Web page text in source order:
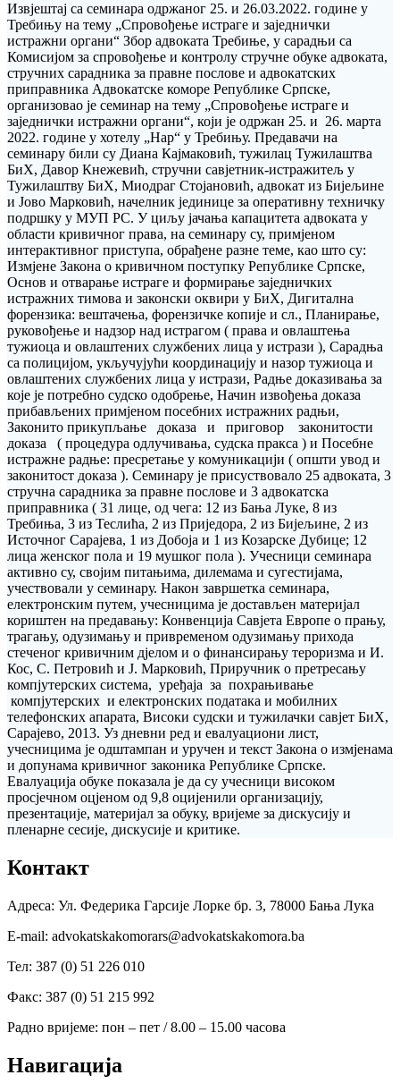
Извјештај са семинара одржаног 25. и 26.03.2022. године у
Требињу на тему „Спровођење истраге и заједнички
истражни органи“ Збор адвоката Требиње, у сарадњи са
Комисијом за спровођење и контролу стручне обуке aдвоката,
стручних сарадника за правне послове и aдвокатских
приправника Адвокатске коморе Републике Српске,
организовао је семинар на тему „Спровођење истраге и
заједнички истражни органи“, који је одржан 25. и 26. марта
2022. године у хотелу „Нар“ у Требињу. Предавачи на
семинару били су Диана Кајмаковић, тужилац Тужилаштва
БиХ, Давор Кнежевић, стручни савјетник-истражитељ у
Тужилаштву БиХ, Миодраг Стојановић, адвокат из Бијељине
и Јово Марковић, начелник јединице за оперативну техничку
подршку у МУП РС. У циљу јачања капацитета адвоката у
области кривичног права, на семинару су, примјеном
интерактивног приступа, обрађене разне теме, као што су:
Измјене Закона о кривичном поступку Републике Српске,
Основ и отварање истраге и формирање заједничких
истражних тимова и законски оквири у БиХ, Дигитална
форензика: вештачења, форензичке копије и сл., Планирање,
руковођење и надзор над истрагом ( права и овлаштења
тужиоца и овлаштених службених лица у истрази ), Сарадња
са полицијом, укључујући координацију и назор тужиоца и
овлаштених службених лица у истрази, Радње доказивања за
које је потребно судско одобрење, Начин извођења доказа
прибављених примјеном посебних истражних радњи,
Законито прикупљање доказа и приговор законитости
доказа ( процедура одлучивања, судска пракса ) и Посебне
истражне радње: пресретање у комуникацији ( општи увод и
законитост доказа ). Семинару је присуствовало 25 адвоката, 3
стручна сарадника за правне послове и 3 адвокатска
приправника ( 31 лице, од чега: 12 из Бања Луке, 8 из
Требиња, 3 из Теслића, 2 из Приједора, 2 из Бијељине, 2 из
Источног Сарајева, 1 из Добоја и 1 из Козарске Дубице; 12
лица женског пола и 19 мушког пола ). Учесници семинара
активно су, својим питањима, дилемама и сугестијама,
учествовали у семинару. Након завршетка семинара,
електронским путем, учесницима је достављен материјал
кориштен на предавању: Конвенција Савјета Европе о прању,
трагању, одузимању и привременом одузимању прихода
стеченог кривичним дјелом и о финансирању тероризма и И.
Кос, С. Петровић и Ј. Марковић, Приручник о претресању
компјутерских система, уређаја за похрањивање
компјутерских и електронских података и мобилних
телефонских апарата, Високи судски и тужилачки савјет БиХ,
Сарајево, 2013. Уз дневни ред и евалуациони лист,
учесницима је одштампан и уручен и текст Закона о измјенама
и допунама кривичног законика Републике Српске.
Евалуација обуке показала је да су учесници високом
просјечном оцјеном од 9,8 оцијенили организацију,
презентације, материјал за обуку, вријеме за дискусију и
пленарне сесије, дискусије и критике.
Контакт
Адреса: Ул. Федерика Гарсије Лорке бр. 3, 78000 Бања Лука
Е-mail: advokatskakomorars@advokatskakomora.ba
Тел: 387 (0) 51 226 010
Факс: 387 (0) 51 215 992
Радно вријеме: пон – пет / 8.00 – 15.00 часова
Навигација